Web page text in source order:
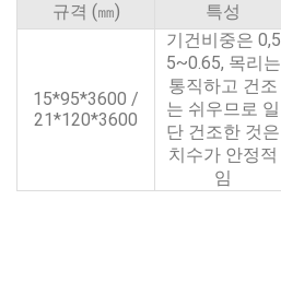
규격 (㎜) 특성
15*95*3600 /
21*120*3600
기건비중은 0,5
5~0.65, 목리는
통직하고 건조
는 쉬우므로 일
단 건조한 것은
치수가 안정적
임